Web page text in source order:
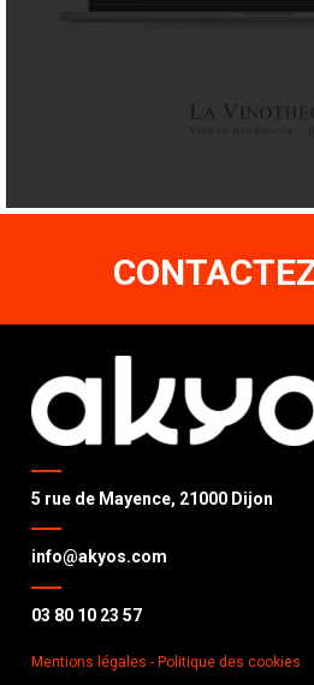
5 rue de Mayence, 21000 Dijon
info@akyos.com
03 80 10 23 57
Mentions légales - Politique des cookies